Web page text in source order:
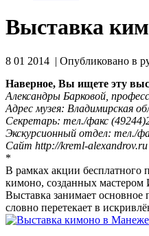
Выставка
8 01 2014 | Опубликовано в
Наверное, Вы ищете эту
Александры Барковой,
Адрес музея: Владимирская
Cекретарь: тел./факс
Экскурсионный отдел: тел./
Сайт http://kreml-alexandrov.ru
*
В рамках акции бесплатного
кимоно, созданных мастером
Выставка занимает основное
словно перетекает в